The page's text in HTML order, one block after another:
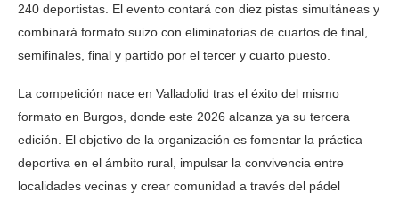
240 deportistas. El evento contará con diez pistas simultáneas y
combinará formato suizo con eliminatorias de cuartos de final,
semifinales, final y partido por el tercer y cuarto puesto.
La competición nace en Valladolid tras el éxito del mismo
formato en Burgos, donde este 2026 alcanza ya su tercera
edición. El objetivo de la organización es fomentar la práctica
deportiva en el ámbito rural, impulsar la convivencia entre
localidades vecinas y crear comunidad a través del pádel